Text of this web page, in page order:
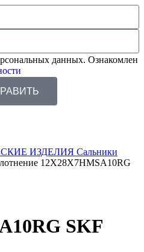
данных. Ознакомлен
ИЗДЕЛИЯ Сальники
12X28X7HMSA10RG
SKF